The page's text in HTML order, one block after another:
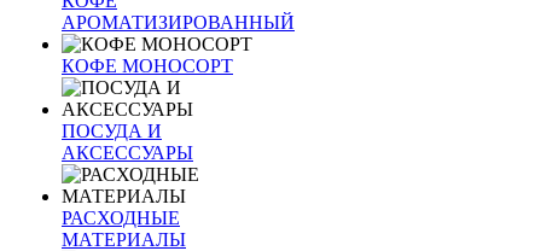
АРОМАТИЗИРОВАННЫЙ
КОФЕ МОНОСОРТ
ПОСУДА И
АКСЕССУАРЫ
РАСХОДНЫЕ
МАТЕРИАЛЫ